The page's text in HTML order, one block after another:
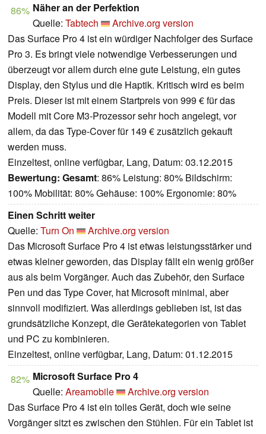
86% Näher an der Perfektion
Quelle: Tabtech
Archive.org version
Das Surface Pro 4 ist ein würdiger Nachfolger des Surface
Pro 3. Es bringt viele notwendige Verbesserungen und
überzeugt vor allem durch eine gute Leistung, ein gutes
Display, den Stylus und die Haptik. Kritisch wird es beim
Preis. Dieser ist mit einem Startpreis von 999 € für das
Modell mit Core M3-Prozessor sehr hoch angelegt, vor
allem, da das Type-Cover für 149 € zusätzlich gekauft
werden muss.
Einzeltest, online verfügbar, Lang, Datum: 03.12.2015
Bewertung: Gesamt: 86% Leistung: 80% Bildschirm:
100% Mobilität: 80% Gehäuse: 100% Ergonomie: 80%
Einen Schritt weiter
Quelle: Turn On
Archive.org version
Das Microsoft Surface Pro 4 ist etwas leistungsstärker und
etwas kleiner geworden, das Display fällt ein wenig größer
aus als beim Vorgänger. Auch das Zubehör, den Surface
Pen und das Type Cover, hat Microsoft minimal, aber
sinnvoll modifiziert. Was allerdings geblieben ist, ist das
grundsätzliche Konzept, die Gerätekategorien von Tablet
und PC zu kombinieren.
Einzeltest, online verfügbar, Lang, Datum: 01.12.2015
82% Microsoft Surface Pro 4
Quelle: Areamobile
Archive.org version
Das Surface Pro 4 ist ein tolles Gerät, doch wie seine
Vorgänger sitzt es zwischen den Stühlen. Für ein Tablet ist